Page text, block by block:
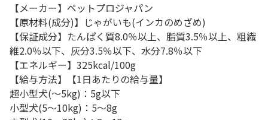
【メーカー】ペットプロジャパン
【原材料(成分)】じゃがいも(インカのめざめ)
【保証成分】たんぱく質8.0％以上、脂質3.5％以上、粗繊
維2.0％以下、灰分3.5％以下、水分7.8％以下
【エネルギー】325kcal/100g
【給与方法】【1日あたりの給与量】
超小型犬(～5kg)：5g以下
小型犬(5～10kg)：5～8g